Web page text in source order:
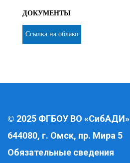
ДОКУМЕНТЫ
Ссылка на облако
© 2025 ФГБОУ ВО «СибАДИ»
644080, г. Омск, пр. Мира 5
Обязательные сведения